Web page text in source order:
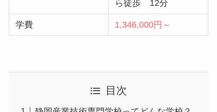
ら徒歩 12分
学費 1,346,000円～
目次